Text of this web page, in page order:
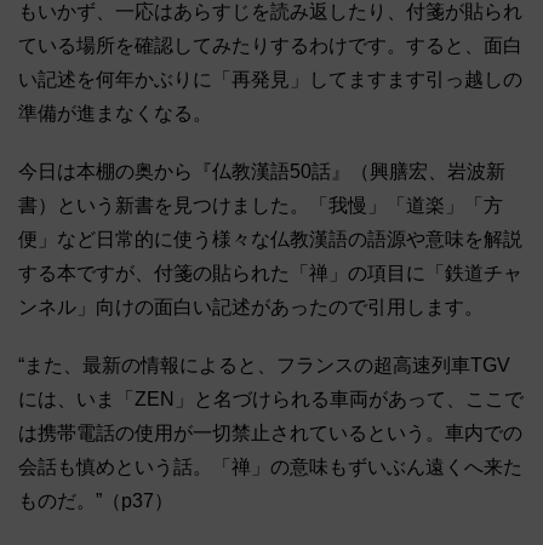
もいかず、一応はあらすじを読み返したり、付箋が貼られ
ている場所を確認してみたりするわけです。すると、面白
い記述を何年かぶりに「再発見」してますます引っ越しの
準備が進まなくなる。
今日は本棚の奥から『仏教漢語50話』（興膳宏、岩波新
書）という新書を見つけました。「我慢」「道楽」「方
便」など日常的に使う様々な仏教漢語の語源や意味を解説
する本ですが、付箋の貼られた「禅」の項目に「鉄道チャ
ンネル」向けの面白い記述があったので引用します。
“また、最新の情報によると、フランスの超高速列車TGV
には、いま「ZEN」と名づけられる車両があって、ここで
は携帯電話の使用が一切禁止されているという。車内での
会話も慎めという話。「禅」の意味もずいぶん遠くへ来た
ものだ。”（p37）